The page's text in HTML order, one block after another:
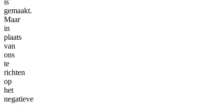
is
gemaakt.
Maar
in
plaats
van
ons
te
richten
op
het
negatieve